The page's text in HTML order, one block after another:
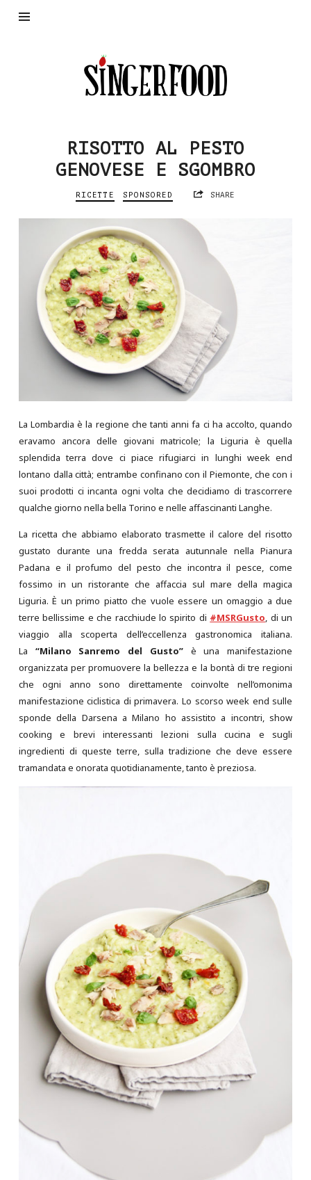
SingerFood
RISOTTO AL PESTO
GENOVESE E SGOMBRO
RICETTE SPONSORED SHARE
La Lombardia è la regione che tanti anni fa ci ha accolto, quando
eravamo ancora delle giovani matricole; la Liguria è quella
splendida terra dove ci piace rifugiarci in lunghi week end
lontano dalla città; entrambe confinano con il Piemonte, che con i
suoi prodotti ci incanta ogni volta che decidiamo di trascorrere
qualche giorno nella bella Torino e nelle affascinanti Langhe.
La ricetta che abbiamo elaborato trasmette il calore del risotto
gustato durante una fredda serata autunnale nella Pianura
Padana e il profumo del pesto che incontra il pesce, come
fossimo in un ristorante che affaccia sul mare della magica
Liguria. È un primo piatto che vuole essere un omaggio a due
terre bellissime e che racchiude lo spirito di #MSRGusto, di un
viaggio alla scoperta dell’eccellenza gastronomica italiana.
La “Milano Sanremo del Gusto” è una manifestazione
organizzata per promuovere la bellezza e la bontà di tre regioni
che ogni anno sono direttamente coinvolte nell’omonima
manifestazione ciclistica di primavera. Lo scorso week end sulle
sponde della Darsena a Milano ho assistito a incontri, show
cooking e brevi interessanti lezioni sulla cucina e sugli
ingredienti di queste terre, sulla tradizione che deve essere
tramandata e onorata quotidianamente, tanto è preziosa.